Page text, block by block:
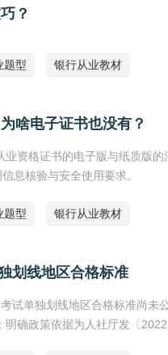
？
题型 银行从业教材
啥电子证书也没有？
资格证书的电子版与纸质版
息核验与安全使用要求。
题型 银行从业教材
划线地区合格标准
试单独划线地区合格标准尚
确政策依据为人社厅发〔2022